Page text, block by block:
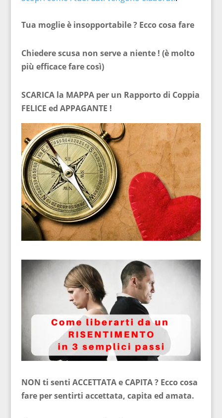
Tua moglie è insopportabile ? Ecco cosa fare
Chiedere scusa non serve a niente ! (è molto
più efficace fare così)
SCARICA la MAPPA per un Rapporto di Coppia
FELICE ed APPAGANTE !
NON ti senti ACCETTATA e CAPITA ? Ecco cosa
fare per sentirti accettata, capita ed amata.